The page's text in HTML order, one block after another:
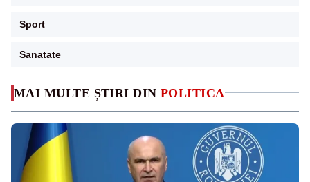
MAI MULTE ȘTIRI DIN POLITICA
Sport
Sanatate